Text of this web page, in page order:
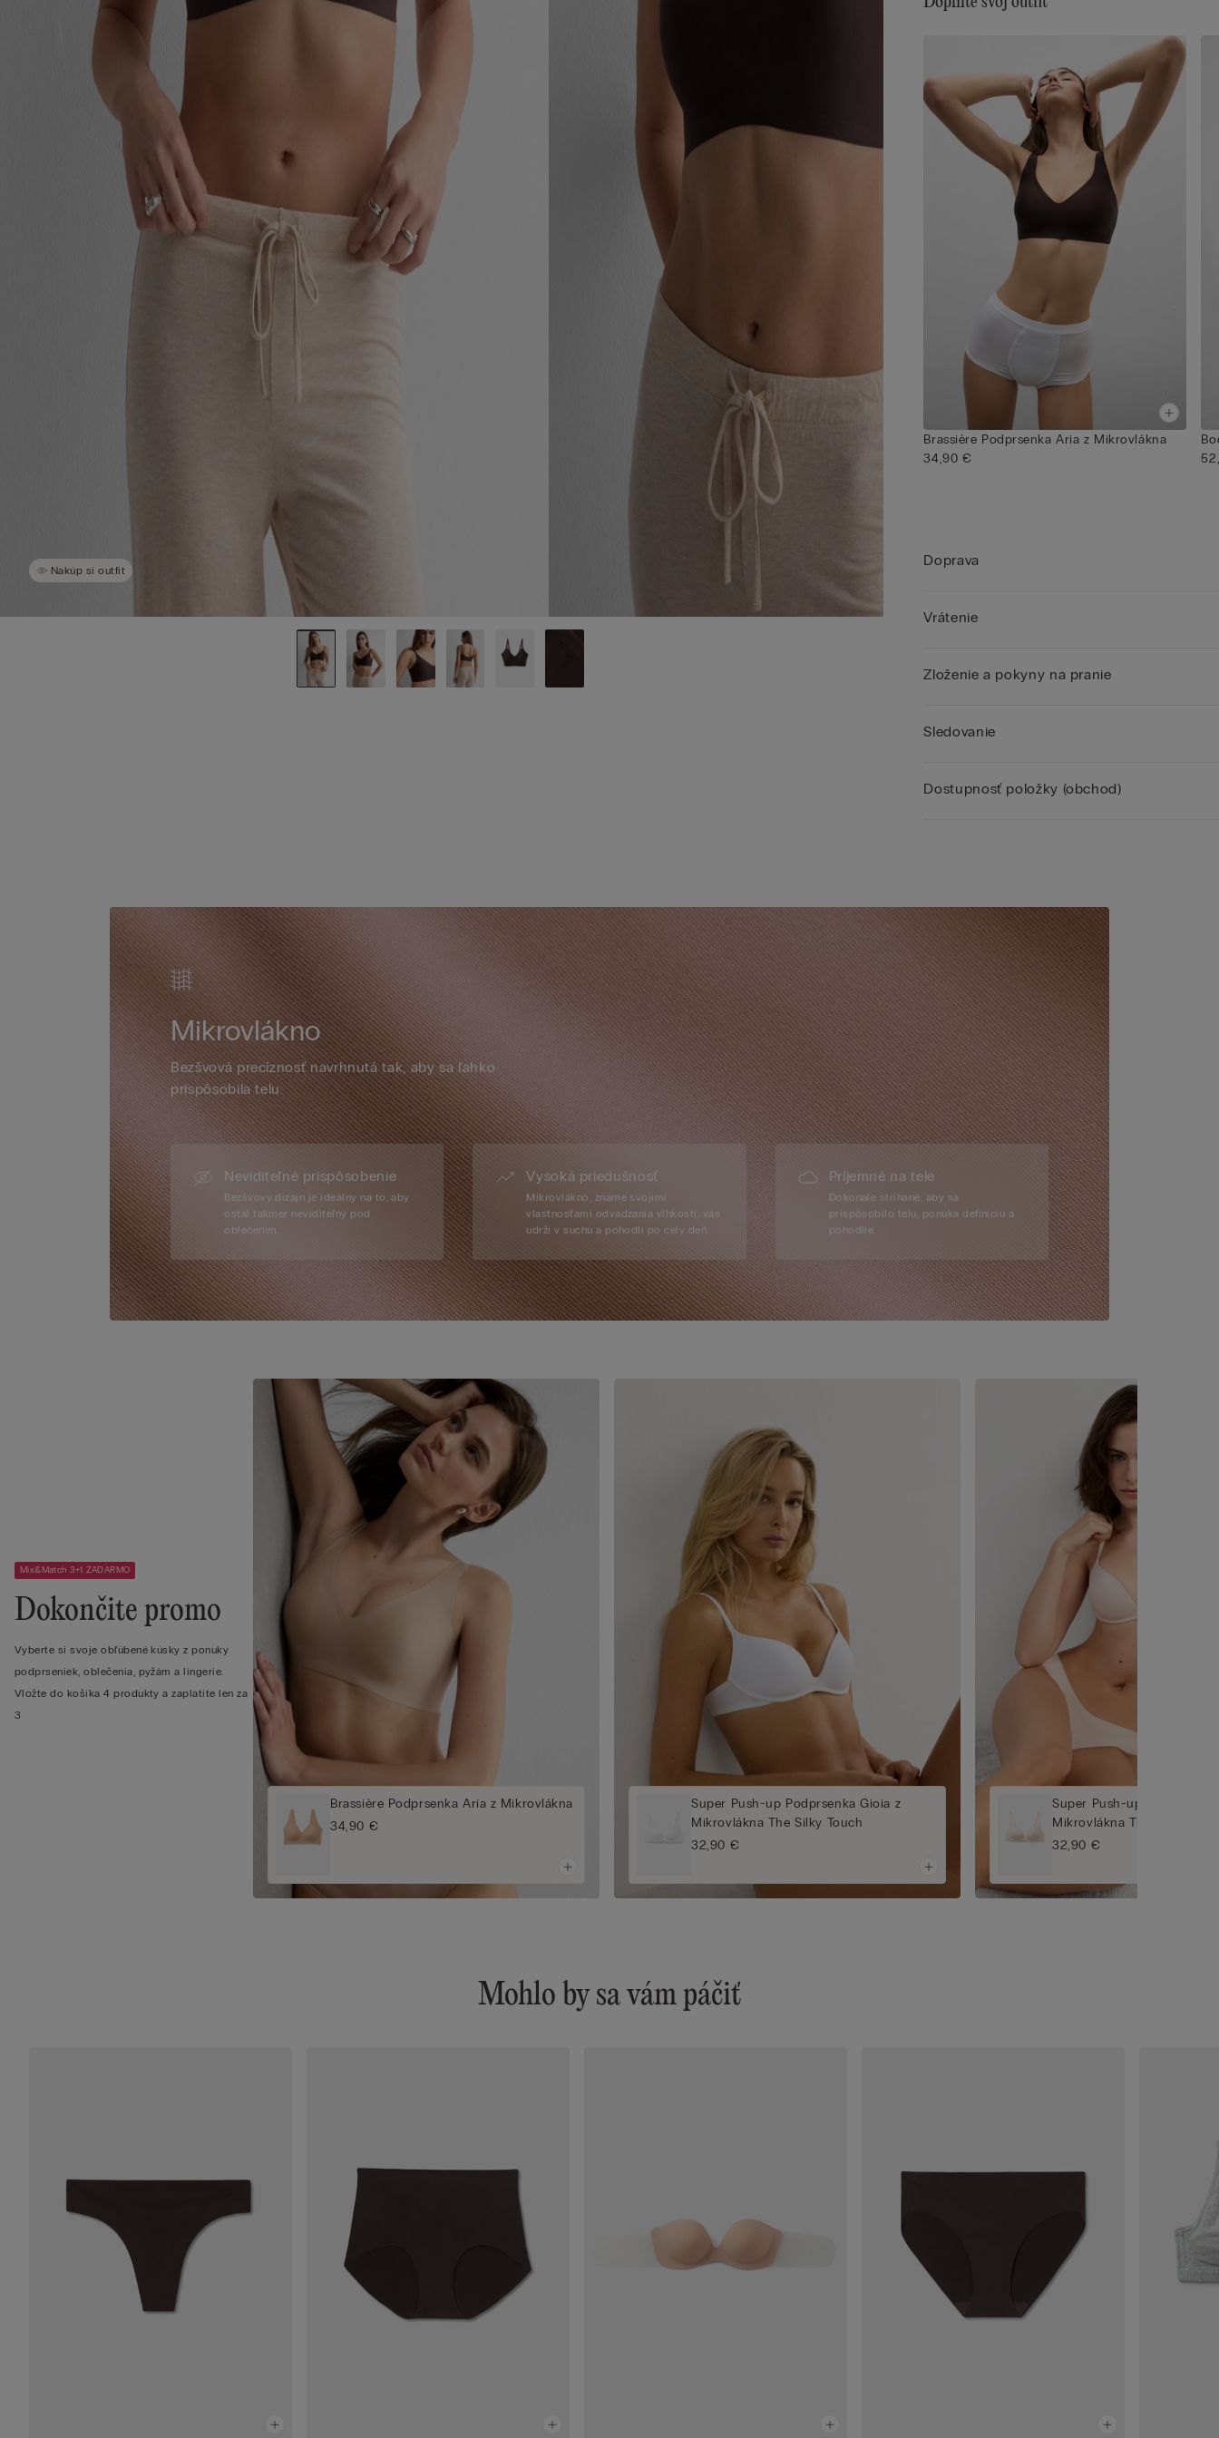
Nakúp si outfit
Brassière Podprsenka Aria z Mikrovlákna
34,90 €
Doprava
Vrátenie
Zloženie a pokyny na pranie
Sledovanie
Dostupnosť položky (obchod)
Mikrovlákno
Bezšvová precíznosť navrhnutá tak, aby sa ľahko
prispôsobila telu.
Neviditeľné prispôsobenie
Bezšvový dizajn je ideálny na to, aby
ostal takmer neviditeľný pod
oblečením.
Vysoká priedušnosť
Mikrovlákno, známe svojimi
vlastnosťami odvádzania vlhkosti, vás
udrží v suchu a pohodlí po celý deň.
Príjemné na tele
Dokonale strihané, aby sa
prispôsobilo telu, ponúka definíciu a
pohodlie.
Mix&Match 3+1 ZADARMO
Dokončite promo
Vyberte si svoje obľúbené kúsky z ponuky
podprseniek, oblečenia, pyžám a lingerie.
Vložte do košíka 4 produkty a zaplatíte len za
3
Brassière Podprsenka Aria z Mikrovlákna
34,90 €
Super Push-up Podprsenka Gioia z
Mikrovlákna The Silky Touch
32,90 €
Super Push-up
Mikrovlákna The Silky
32,90 €
Mohlo by sa vám páčiť